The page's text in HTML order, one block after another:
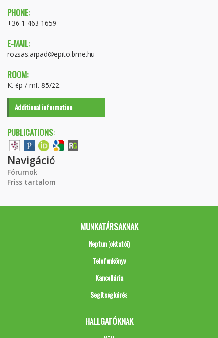
PHONE:
+36 1 463 1659
E-MAIL:
rozsas.arpad@epito.bme.hu
ROOM:
K. ép / mf. 85/22.
Additional information
PUBLICATIONS:
Navigáció
Fórumok
Friss tartalom
MUNKATÁRSAKNAK
Neptun (oktatói)
Telefonkönyv
Kancellária
Segítségkérés
HALLGATÓKNAK